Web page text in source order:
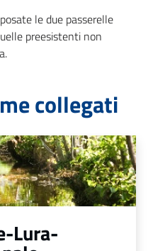
le due passerelle
preesistenti non
collegati
Lura-